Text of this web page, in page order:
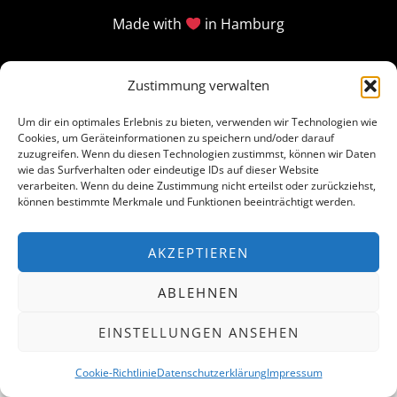
Zustimmung verwalten
Um dir ein optimales Erlebnis zu bieten, verwenden wir Technologien wie
Cookies, um Geräteinformationen zu speichern und/oder darauf
zuzugreifen. Wenn du diesen Technologien zustimmst, können wir Daten
wie das Surfverhalten oder eindeutige IDs auf dieser Website
verarbeiten. Wenn du deine Zustimmung nicht erteilst oder zurückziehst,
können bestimmte Merkmale und Funktionen beeinträchtigt werden.
AKZEPTIEREN
ABLEHNEN
EINSTELLUNGEN ANSEHEN
Cookie-RichtlinieDatenschutzerklärungImpressum
Made with in Hamburg